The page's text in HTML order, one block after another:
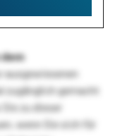
ausgewiesenen
zugänglich gemacht
zu dieser
wenn Sie sich für